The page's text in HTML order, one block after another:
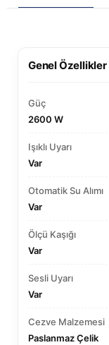
Genel Özellikler
Güç
2600 W
Işıklı Uyarı
Var
Otomatik Su Alımı
Var
Ölçü Kaşığı
Var
Sesli Uyarı
Var
Cezve Malzemesi
Paslanmaz Çelik